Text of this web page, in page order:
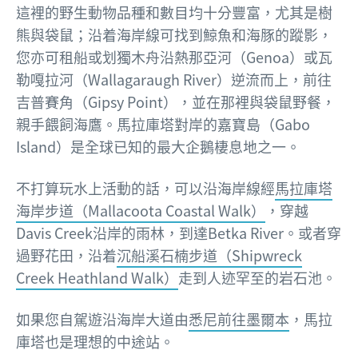
這裡的野生動物品種和數目均十分豐富，尤其是樹
熊與袋鼠；沿着海岸線可找到鯨魚和海豚的蹤影，
您亦可租船或划獨木舟沿熱那亞河（Genoa）或瓦
勒嘎拉河（Wallagaraugh River）逆流而上，前往
吉普賽角（Gipsy Point），並在那裡與袋鼠野餐，
親手餵飼海鷹。馬拉庫塔對岸的嘉寶島（Gabo
Island）是全球已知的最大企鵝棲息地之一。
不打算玩水上活動的話，可以沿海岸線經馬拉庫塔
海岸步道（Mallacoota Coastal Walk）
，穿越
Davis Creek沿岸的雨林，到達Betka River。或者穿
過野花田，沿着沉船溪石楠步道（Shipwreck
Creek Heathland Walk） 走到人迹罕至的岩石池。
如果您自駕遊沿海岸大道由悉尼前往墨爾本 ，馬拉
庫塔也是理想的中途站。